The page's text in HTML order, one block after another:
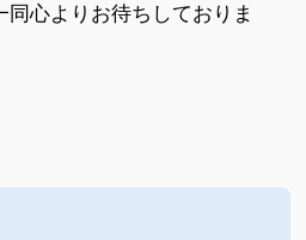
心よりお待ちしておりま